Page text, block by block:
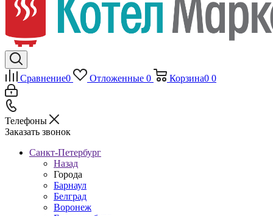
Сравнение0 Отложенные 0 Корзина0 0
Телефоны
Заказать звонок
Санкт-Петербург
Назад
Города
Барнаул
Белград
Воронеж